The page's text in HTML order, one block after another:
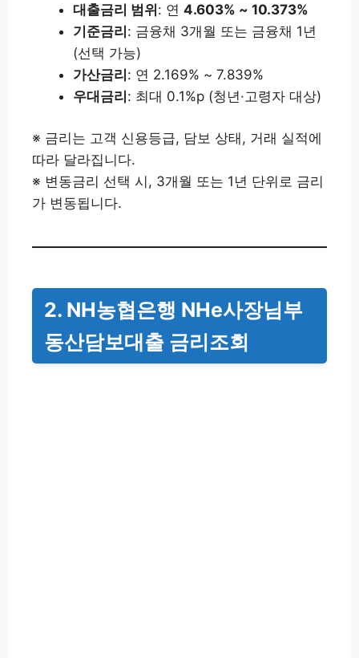
대출금리 범위: 연 4.603% ~ 10.373%
기준금리: 금융채 3개월 또는 금융채 1년
(선택 가능)
가산금리: 연 2.169% ~ 7.839%
우대금리: 최대 0.1%p (청년·고령자 대상)
※ 금리는 고객 신용등급, 담보 상태, 거래 실적에
따라 달라집니다.
※ 변동금리 선택 시, 3개월 또는 1년 단위로 금리
가 변동됩니다.
2. NH농협은행 NHe사장님부
동산담보대출 금리조회